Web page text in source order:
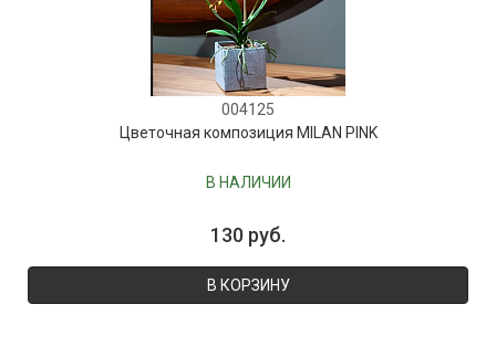
004125
Цветочная композиция MILAN PINK
В НАЛИЧИИ
130 руб.
В КОРЗИНУ